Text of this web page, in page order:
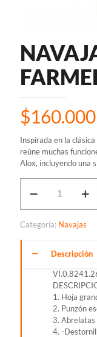
$160.000
Inspirada en la
reúne muchas
Alox, incluyendo una
VICTORINOX
Categoría: Navajas
Descripción
1. Hoja
2. Punzón
3. Abrelatas
4. -